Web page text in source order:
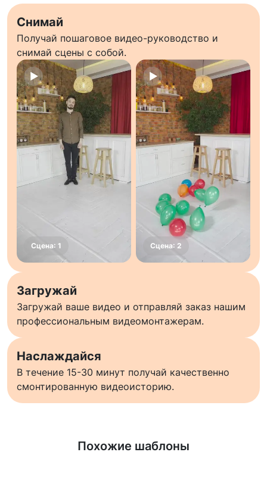
Снимай
Получай пошаговое видео-руководство и
снимай сцены с собой.
Загружай
Загружай ваше видео и отправляй заказ нашим
профессиональным видеомонтажерам.
Наслаждайся
В течение 15-30 минут получай качественно
смонтированную видеоисторию.
Похожие шаблоны
Узнать больше